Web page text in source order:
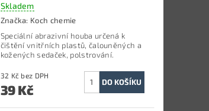
Skladem
Značka: Koch chemie
Speciální abrazivní houba určená k
čištění vnitřních plastů, čalouněných a
kožených sedaček, polstrování.
32 Kč bez DPH
39 Kč